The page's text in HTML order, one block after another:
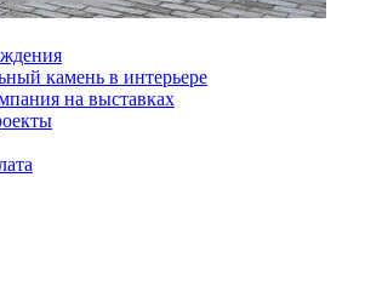
камень в интерьере
на выставках